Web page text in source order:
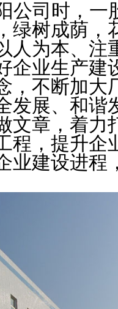
公司时，一
绿树成荫，
人为本、注
企业生产建
，不断加大
发展、和谐
文章，着力
程，提升企
业建设进程